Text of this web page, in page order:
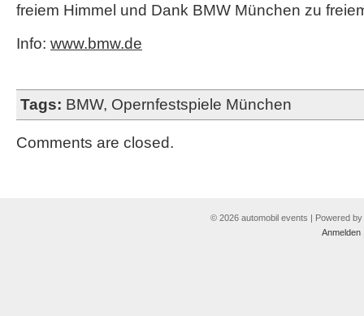
freiem Himmel und Dank BMW München zu
Info: www.bmw.de
Tags: BMW, Opernfestspiele München
Comments are closed.
© 2026 automobil events | Powered by
Anmelden|